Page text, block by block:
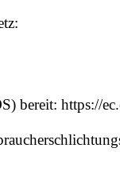
bereit: https://